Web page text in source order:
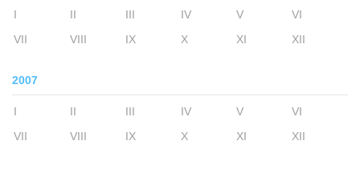
I II III IV V
VI
VII
VIII IX X XI XII
2007
I II III IV V
VI
VII
VIII IX X XI XII